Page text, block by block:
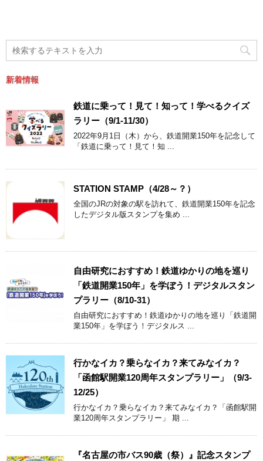
新着情報
鉄道に乗って！見て！知って！学べるクイズ
ラリー（9/1-11/30）
2022年9月1日（木）から、鉄道開業150年を記念して
「鉄道に乗って！見て！知 ...
STATION STAMP（4/28～？）
全国のJRの対象の駅を訪れて、鉄道開業150年を記念
したデジタル版スタンプを集め ...
自由研究におすすめ！鉄道ゆかりの地を巡り
「鉄道開業150年」を学ぼう！デジタルスタン
プラリー（8/10-31）
自由研究におすすめ！鉄道ゆかりの地を巡り「鉄道開
業150年」を学ぼう！デジタルス ...
行かなイカ？乗らなイカ？来てみなイカ？
「函館駅開業120周年スタンプラリー」（9/3-
12/25）
行かなイカ？乗らなイカ？来てみなイカ？「函館駅開
業120周年スタンプラリー」 期 ...
『名古屋の市バス90歳（祭）』記念スタンプ